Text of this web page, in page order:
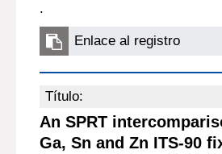
.
Enlace al registro
Título:
An SPRT
Ga, Sn and Zn ITS-90